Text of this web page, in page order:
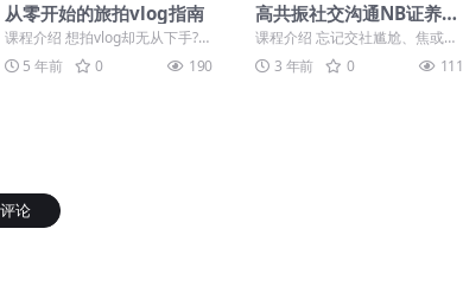
从零开始的旅拍vlog指南
课程介绍 想拍vlog却无从下手?想
提高vlog质量却一筹莫展?不知各
种拍摄剪辑...
5 年前 0 190
高共振社交沟通NB证养成
课程
课程介绍 忘记交社尴尬、焦或虑
尴尬，并会学在可想以象的每一
个交社场合中建立牢固、...
3 年前 0 111
论